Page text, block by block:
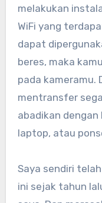
melakukan
WiFi yang
dapat
beres, maka
pada kameramu.
mentransfer
abadikan
laptop, atau
Saya sendiri
ini sejak tahun